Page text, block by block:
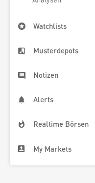
Watchlists
Musterdepots
Notizen
Alerts
Realtime Börsen
My Markets